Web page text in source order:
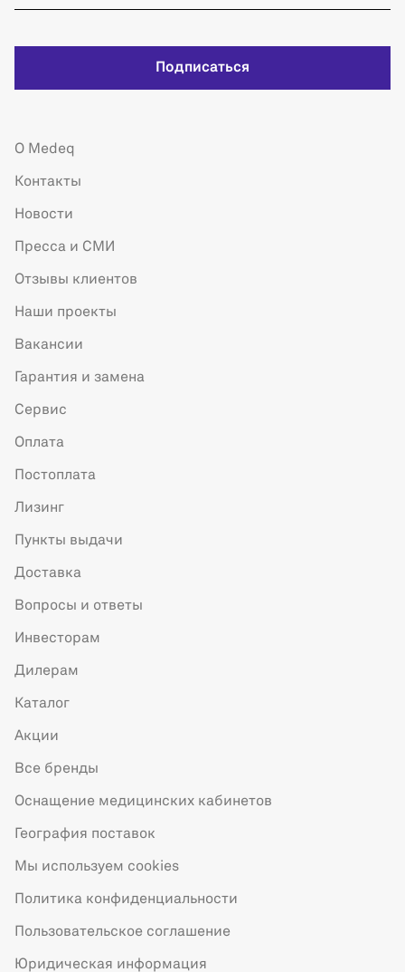
Подписаться
О Medeq
Контакты
Новости
Пресса и СМИ
Отзывы клиентов
Наши проекты
Вакансии
Гарантия и замена
Сервис
Оплата
Постоплата
Лизинг
Пункты выдачи
Доставка
Вопросы и ответы
Инвесторам
Дилерам
Каталог
Акции
Все бренды
Оснащение медицинских кабинетов
География поставок
Мы используем cookies
Политика конфиденциальности
Пользовательское соглашение
Юридическая информация